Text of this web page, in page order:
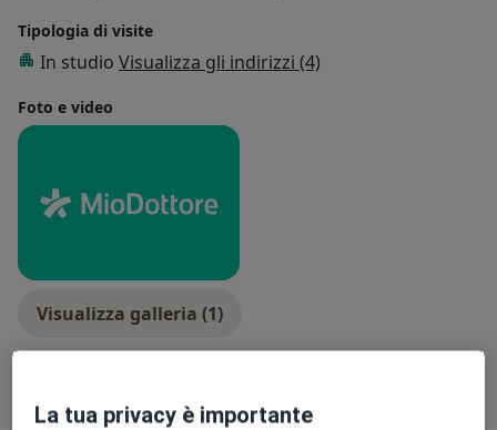
Tipologia di visite
In studio Visualizza gli indirizzi (4)
Foto e video
Visualizza galleria (1)
La tua privacy è importante